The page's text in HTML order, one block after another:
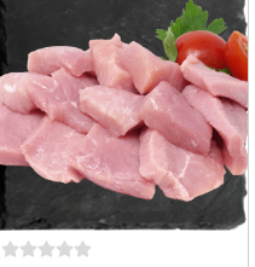
o
n